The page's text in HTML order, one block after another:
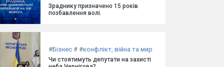
Зраднику призначено 15 років
позбавлення волі.
#Бізнес # #конфлікт, війна та мир
Чи стоятимуть депутати на захисті